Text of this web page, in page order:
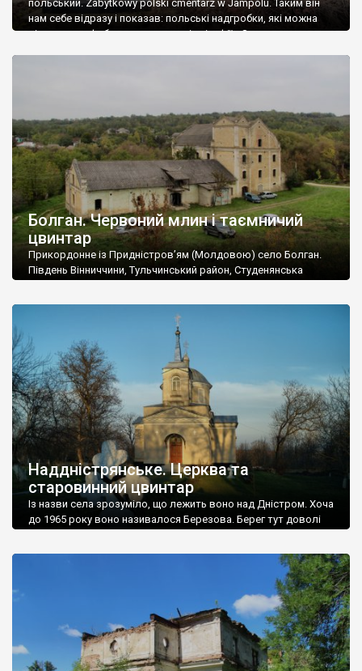
польський. Zabytkowy polski cmentarz w Jampolu. Таким він
нам себе відразу і показав: польські надгробки, які можна
віднести до фабричних, польські епітафії… Загалом цвинтар
Болган. Червоний млин і таємничий
цвинтар
Прикордонне із Придністров’ям (Молдовою) село Болган.
Південь Вінниччини, Тульчинський район, Студенянська
старовинний цвинтар із кам’яними хрестами. Всі епітафії, які
збереглися, написані кирилицею, церковнослов’янською
мовою. За всіма традиційними ознаками – цвинтар
український. Хрести датуються 19 століттям. У 1924-1940
роках Болган […]
Наддністрянське. Церква та
старовинний цвинтар
Із назви села зрозуміло, що лежить воно над Дністром. Хоча
до 1965 року воно називалося Березова. Берег тут доволі
Наддністрянське відрізняється від більшості навколишніх
сіл. У селі є мурована Михайлівська церква. Точної дати […]